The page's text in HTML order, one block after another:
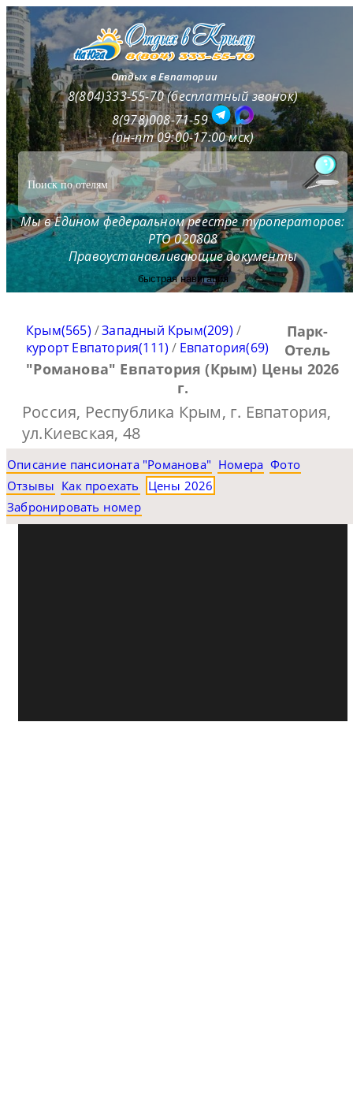
Отдых в Евпатории
8(804)333-55-70 (бесплатный звонок)
8(978)008-71-59
(пн-пт 09:00-17:00 мск)
Мы в Едином федеральном реестре туроператоров:
РТО 020808
Правоустанавливающие документы
быстрая навигация
Крым(565) /Западный Крым(209) /
курорт Евпатория(111) / Евпатория(69)
Парк-
Отель
"Романова" Евпатория (Крым) Цены 2026
г.
Россия, Республика Крым, г. Евпатория,
ул.Киевская, 48
Описание пансионата "Романова" Номера Фото
Отзывы Как проехать
Цены 2026
Забронировать номер